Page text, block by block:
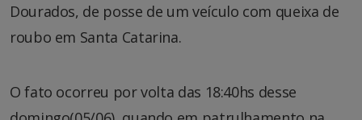
Dourados, de posse de um veículo com queixa de
roubo em Santa Catarina.
O fato ocorreu por volta das 18:40hs desse